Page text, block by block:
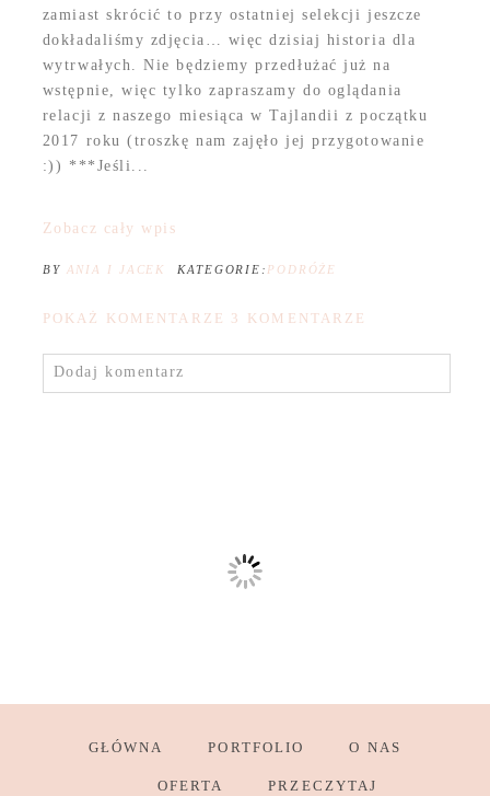
zamiast skrócić to przy ostatniej selekcji jeszcze
dokładaliśmy zdjęcia… więc dzisiaj historia dla
wytrwałych. Nie będziemy przedłużać już na
wstępnie, więc tylko zapraszamy do oglądania
relacji z naszego miesiąca w Tajlandii z początku
2017 roku (troszkę nam zajęło jej przygotowanie
:)) ***Jeśli...
Zobacz cały wpis
BY ANIA I JACEK KATEGORIE: PODRÓŻE
POKAŻ KOMENTARZE 3 KOMENTARZE
Dodaj komentarz
GŁÓWNA PORTFOLIO O NAS
OFERTA PRZECZYTAJ